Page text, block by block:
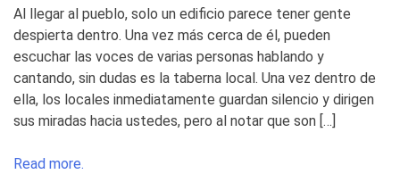
Al llegar al pueblo, solo un edificio parece tener gente
despierta dentro. Una vez más cerca de él, pueden
escuchar las voces de varias personas hablando y
cantando, sin dudas es la taberna local. Una vez dentro de
ella, los locales inmediatamente guardan silencio y dirigen
sus miradas hacia ustedes, pero al notar que son […]
Read more.